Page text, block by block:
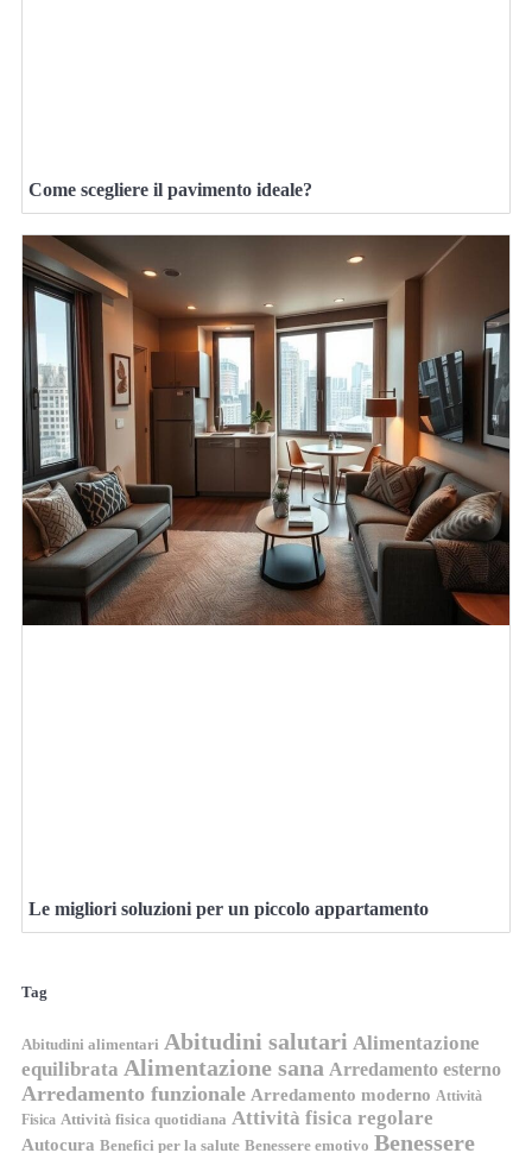
Come scegliere il pavimento ideale?
Le migliori soluzioni per un piccolo appartamento
Tag
Abitudini alimentari Abitudini salutari Alimentazione
equilibrata Alimentazione sana Arredamento esterno
Arredamento funzionale Arredamento moderno Attività
Fisica Attività fisica quotidiana Attività fisica regolare
Autocura Benefici per la salute Benessere emotivo Benessere